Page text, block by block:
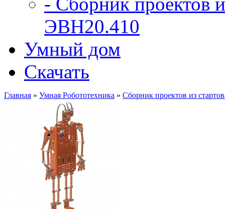
ЭВН20.410
Умный дом
Скачать
Главная » Умная Робототехника » Сборник проектов из